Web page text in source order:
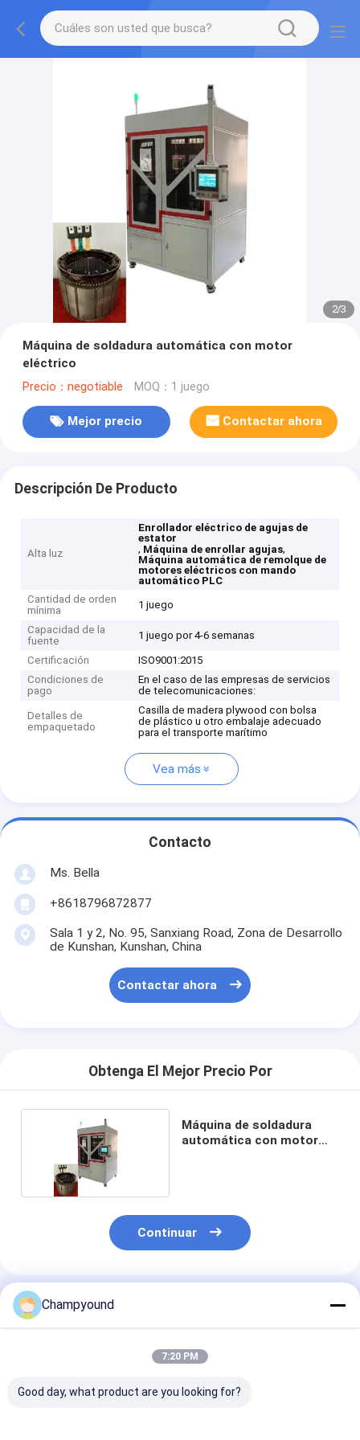
2/3
Máquina de soldadura automática con motor
eléctrico
Precio：negotiable MOQ：1 juego
Mejor precio Contactar ahora
Descripción De Producto
Alta luz
Enrollador eléctrico de agujas de
estator
, Máquina de enrollar agujas,
Máquina automática de remolque de
motores eléctricos con mando
automático PLC
Cantidad de orden
mínima
1 juego
Capacidad de la
fuente
1 juego por 4-6 semanas
Certificación
ISO9001:2015
Condiciones de
pago
En el caso de las empresas de servicios
de telecomunicaciones:
Detalles de
empaquetado
Casilla de madera plywood con bolsa
de plástico u otro embalaje adecuado
para el transporte marítimo
Vea más
Contacto
Ms. Bella
+8618796872877
Sala 1 y 2, No. 95, Sanxiang Road, Zona de Desarrollo
de Kunshan, Kunshan, China
Contactar ahora
Obtenga El Mejor Precio Por
Máquina de soldadura
automática con motor
Continuar
Productos Recomendados
Champyound
7:20 PM
Good day, what product are you looking for?